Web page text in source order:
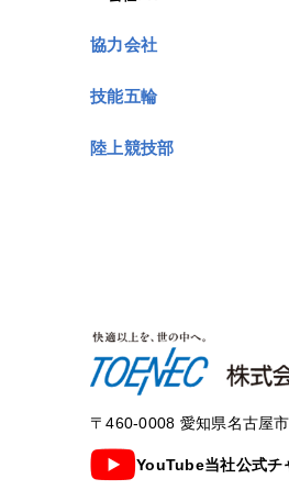
協力会社
技能五輪
陸上競技部
〒460-0008 愛知県名古屋
YouTube当社公式チ